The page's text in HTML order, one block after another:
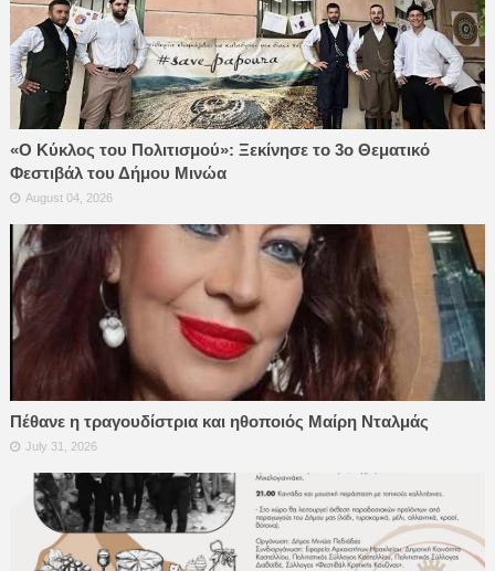
«Ο Κύκλος του Πολιτισμού»: Ξεκίνησε το 3ο Θεματικό
Φεστιβάλ του Δήμου Μινώα
August 04, 2026
Πέθανε η τραγουδίστρια και ηθοποιός Μαίρη Νταλμάς
July 31, 2026